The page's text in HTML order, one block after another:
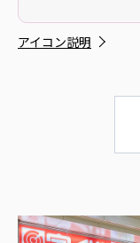
アイコン説明